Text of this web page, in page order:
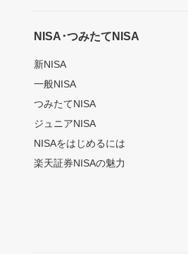
NISA･つみたてNISA
新NISA
一般NISA
つみたてNISA
ジュニアNISA
NISAをはじめるには
楽天証券NISAの魅力